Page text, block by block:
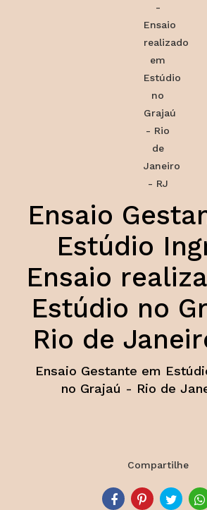
Ensaio
Estúdio
Ensaio
Estúdio no
Rio de
Ensaio Gestante em
no Grajaú - Rio de
Compartilhe